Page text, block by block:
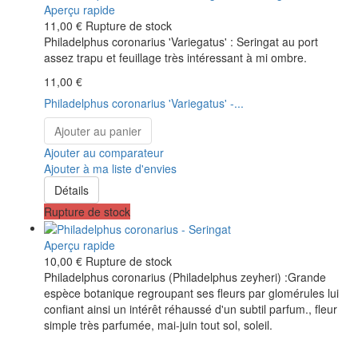
Aperçu rapide
11,00 € Rupture de stock
Philadelphus coronarius 'Variegatus' : Seringat au port
assez trapu et feuillage très intéressant à mi ombre.
11,00 €
Philadelphus coronarius 'Variegatus' -...
Ajouter au panier
Ajouter au comparateur
Ajouter à ma liste d'envies
Détails
Rupture de stock
Aperçu rapide
10,00 € Rupture de stock
Philadelphus coronarius (Philadelphus zeyheri) :Grande
espèce botanique regroupant ses fleurs par glomérules lui
confiant ainsi un intérêt réhaussé d'un subtil parfum., fleur
simple très parfumée, mai-juin tout sol, soleil.